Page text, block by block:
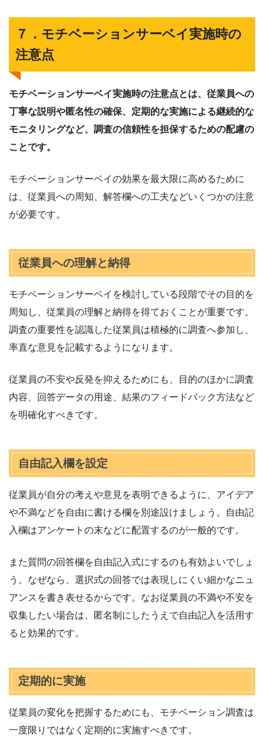
７．モチベーションサーベイ実施時の
注意点
モチベーションサーベイ実施時の注意点とは、従業員への
丁寧な説明や匿名性の確保、定期的な実施による継続的な
モニタリングなど、調査の信頼性を担保するための配慮の
ことです。
モチベーションサーベイの効果を最大限に高めるために
は、従業員への周知、解答欄への工夫などいくつかの注意
が必要です。
従業員への理解と納得
モチベーションサーベイを検討している段階でその目的を
周知し、従業員の理解と納得を得ておくことが重要です。
調査の重要性を認識した従業員は積極的に調査へ参加し、
率直な意見を記載するようになります。
従業員の不安や反発を抑えるためにも、目的のほかに調査
内容、回答データの用途、結果のフィードバック方法など
を明確化すべきです。
自由記入欄を設定
従業員が自分の考えや意見を表明できるように、アイデア
や不満などを自由に書ける欄を別途設けましょう。自由記
入欄はアンケートの末などに配置するのが一般的です。
また質問の回答欄を自由記入式にするのも有効よいでしょ
う。なぜなら、選択式の回答では表現しにくい細かなニュ
アンスを書き表せるからです。なお従業員の不満や不安を
収集したい場合は、匿名制にしたうえで自由記入を活用す
ると効果的です。
定期的に実施
従業員の変化を把握するためにも、モチベーション調査は
一度限りではなく定期的に実施すべきです。